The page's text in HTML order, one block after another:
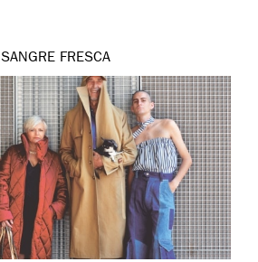
SANGRE FRESCA